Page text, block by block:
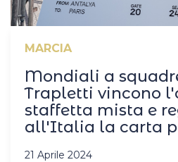
MARCIA
Mondiali a
Trapletti vincono
staffetta mista e
all'Italia la carta
21 Aprile 2024